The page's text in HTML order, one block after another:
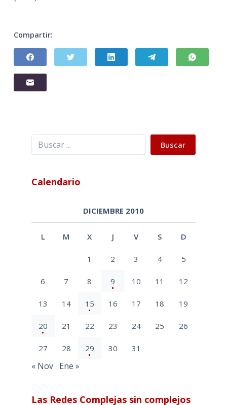
Compartir:
Buscar Buscar
Calendario
DICIEMBRE 2010
L M X J V S D
1 2 3 4 5
6 7 8 9 10 11 12
13 14 15 16 17 18 19
20 21 22 23 24 25 26
27 28 29 30 31
« Nov Ene »
Las Redes Complejas sin complejos